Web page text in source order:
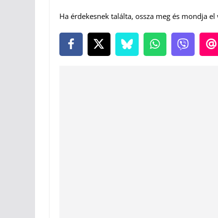
Ha érdekesnek találta, ossza meg és mondja el